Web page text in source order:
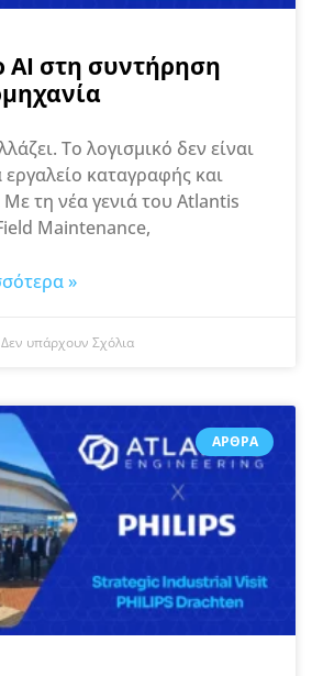
AI στη συντήρηση
Το λογισμικό δεν είναι
καταγραφής και
τη νέα γενιά του Atlantis
Maintenance,
»
Δεν υπάρχουν Σχόλια
ΆΡΘΡΑ